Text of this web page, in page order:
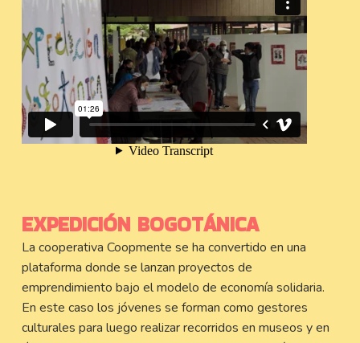
EXPEDICIÓN BOGOTÁNICA
La cooperativa Coopmente se ha convertido en una
plataforma donde se lanzan proyectos de
emprendimiento bajo el modelo de economía solidaria.
En este caso los jóvenes se forman como gestores
culturales para luego realizar recorridos en museos y en